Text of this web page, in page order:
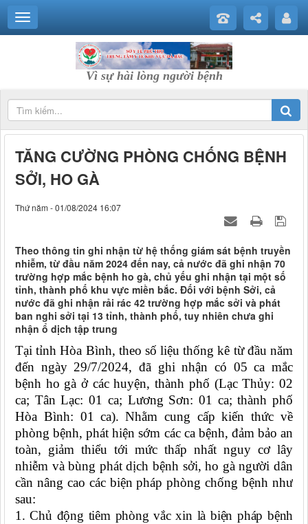
Vì sự hài lòng người bệnh
TĂNG CƯỜNG PHÒNG CHỐNG BỆNH
SỞI, HO GÀ
Thứ năm - 01/08/2024 16:07
Theo thông tin ghi nhận từ hệ thống giám sát bệnh truyền
nhiễm, từ đầu năm 2024 đến nay, cả nước đã ghi nhận 70
trường hợp mắc bệnh ho gà, chủ yếu ghi nhận tại một số
tỉnh, thành phố khu vực miền bắc. Đối với bệnh Sởi, cả
nước đã ghi nhận rải rác 42 trường hợp mắc sởi và phát
ban nghi sởi tại 13 tỉnh, thành phố, tuy nhiên chưa ghi
nhận ổ dịch tập trung
Tại tỉnh Hòa Bình, theo số liệu thống kê từ đầu năm
đến ngày 29/7/2024, đã ghi nhận có 05 ca mắc
bệnh ho gà ở các huyện, thành phố (Lạc Thủy: 02
ca; Tân Lạc: 01 ca; Lương Sơn: 01 ca; thành phố
Hòa Bình: 01 ca). Nhằm cung cấp kiến thức về
phòng bệnh, phát hiện sớm các ca bệnh, đảm bảo an
toàn, giảm thiểu tới mức thấp nhất nguy cơ lây
nhiễm và bùng phát dịch bệnh sởi, ho gàngười dân
cần nâng cao các biện pháp phòng chống bệnh như
sau:
1. Chủ động tiêm phòng vắc xin là biện pháp bệnh